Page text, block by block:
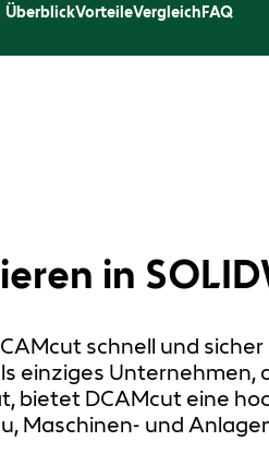
ÜberblickVorteileVergleichFAQ
in
schnell und
einziges Unternehmen,
bietet DCAMcut eine
Maschinen- und